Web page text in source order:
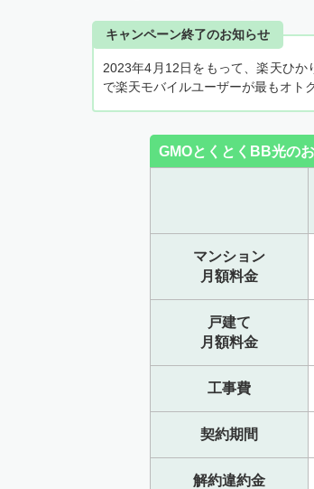
キャンペーン終了のお知らせ
2023年4月12日をもって、楽天ひか
で楽天モバイルユーザーが最もオト
GMOとくとくBB光の
マンション
月額料金
戸建て
月額料金
工事費
契約期間
解約違約金